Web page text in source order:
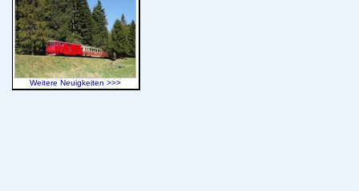
Weitere Neuigkeiten >>>